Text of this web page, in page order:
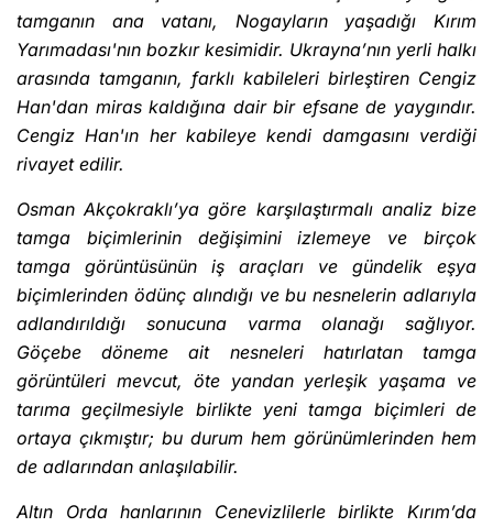
tamganın ana vatanı, Nogayların yaşadığı Kırım
Yarımadası'nın bozkır kesimidir. Ukrayna’nın yerli halkı
arasında tamganın, farklı kabileleri birleştiren Cengiz
Han'dan miras kaldığına dair bir efsane de yaygındır.
Cengiz Han'ın her kabileye kendi damgasını verdiği
rivayet edilir.
Osman Akçokraklı’ya göre karşılaştırmalı analiz bize
tamga biçimlerinin değişimini izlemeye ve birçok
tamga görüntüsünün iş araçları ve gündelik eşya
biçimlerinden ödünç alındığı ve bu nesnelerin adlarıyla
adlandırıldığı sonucuna varma olanağı sağlıyor.
Göçebe döneme ait nesneleri hatırlatan tamga
görüntüleri mevcut, öte yandan yerleşik yaşama ve
tarıma geçilmesiyle birlikte yeni tamga biçimleri de
ortaya çıkmıştır; bu durum hem görünümlerinden hem
de adlarından anlaşılabilir.
Altın Orda hanlarının Cenevizlilerle birlikte Kırım’da